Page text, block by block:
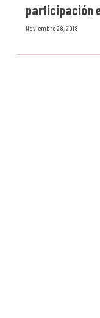
participación
Noviembre 28, 2018